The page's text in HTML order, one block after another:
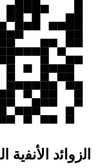
اﻟزواﺋد اﻷﻧﻔﯾﺔ